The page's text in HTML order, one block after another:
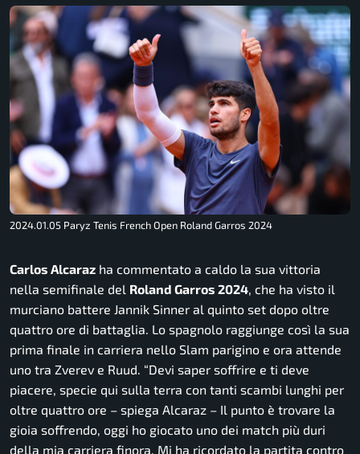
2024.01.05 Paryz Tenis French Open Roland Garros 2024
Carlos Alcaraz ha commentato a caldo la sua vittoria
nella semifinale del Roland Garros 2024, che ha visto il
murciano battere Jannik Sinner al quinto set dopo oltre
quattro ore di battaglia. Lo spagnolo raggiunge così la sua
prima finale in carriera nello Slam parigino e ora attende
uno tra Zverev e Ruud. “Devi saper soffrire e ti deve
piacere, specie qui sulla terra con tanti scambi lunghi per
oltre quattro ore – spiega Alcaraz – Il punto è trovare la
gioia soffrendo, oggi ho giocato uno dei match più duri
della mia carriera finora. Mi ha ricordato la partita contro